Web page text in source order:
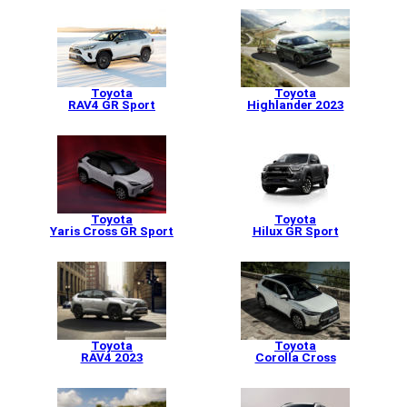
Toyota
RAV4 GR Sport
Toyota
Highlander 2023
Toyota
Yaris Cross GR Sport
Toyota
Hilux GR Sport
Toyota
RAV4 2023
Toyota
Corolla Cross